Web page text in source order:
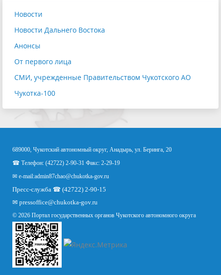
Новости
Новости Дальнего Востока
Анонсы
От первого лица
СМИ, учрежденные Правительством Чукотского АО
Чукотка-100
689000, Чукотский автономный округ, Анадырь, ул. Беринга, 20
☎ Телефон: (42722) 2-90-31 Факс: 2-29-19
✉ e-mail:admin87chao@chukotka-gov.ru
Пресс-служба ☎ (42722) 2-90-15
✉ pressoffice@chukotka-gov.ru
© 2026 Портал государственных органов Чукотского автономного округа